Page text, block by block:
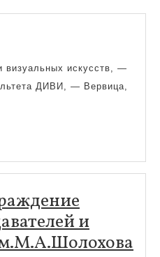
визуальных искусств, —
ДИВИ, — Вервица,
и
23